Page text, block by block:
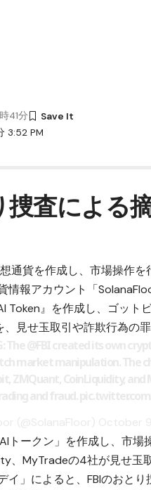
3:52 PM
41分
捜査による
通貨を作成し、市場操作
情報アカウント「
Token』を作成し、ゴット
見せ玉取引や詐欺行為の
トークン」を作成し、市場
MyTradeの4社が見せ玉
イ」によると、FBIのおと